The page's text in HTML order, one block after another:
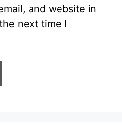
and website in
next time I